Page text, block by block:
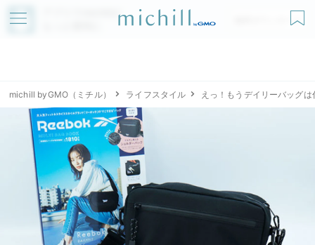
アプリでmichillが
無料ダウンロード
michill byGMO（ミチル） ライフスタイル えっ！もうデイリーバッグ